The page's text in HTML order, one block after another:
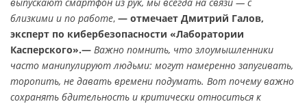
близкими и по работе, — отмечает Дмитрий Галов,
эксперт по кибербезопасности «Лаборатории
Касперского».— Важно помнить, что злоумышленники
часто манипулируют людьми: могут намеренно запугивать,
торопить, не давать времени подумать. Вот почему важно
сохранять бдительность и критически относиться к